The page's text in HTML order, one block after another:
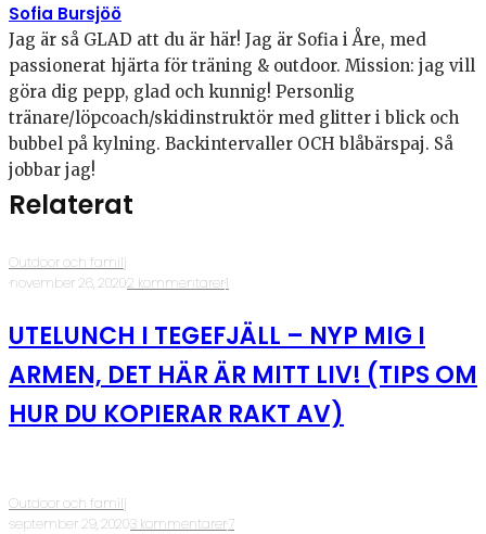
Sofia Bursjöö
Jag är så GLAD att du är här! Jag är Sofia i Åre, med
passionerat hjärta för träning & outdoor. Mission: jag vill
göra dig pepp, glad och kunnig! Personlig
tränare/löpcoach/skidinstruktör med glitter i blick och
bubbel på kylning. Backintervaller OCH blåbärspaj. Så
jobbar jag!
Relaterat
Outdoor och familj
·november 26, 2020·2 kommentarer·1
UTELUNCH I TEGEFJÄLL – NYP MIG I
ARMEN, DET HÄR ÄR MITT LIV! (TIPS OM
HUR DU KOPIERAR RAKT AV)
Outdoor och familj
·september 29, 2020·3 kommentarer·7